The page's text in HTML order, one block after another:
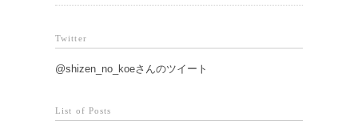
Twitter
@shizen_no_koeさんのツイート
List of Posts